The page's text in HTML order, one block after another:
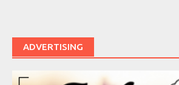
ADVERTISING